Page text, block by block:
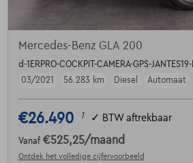
Mercedes-Benz GLA 200
d-1ERPRO-COCKPIT-CAMERA-GPS-
03/2021
56.283 km Diesel Automaat
€26.490 1 ✓ BTW aftrekbaar
Vanaf €525,25/maand
Ontdek het volledige cijfervoorbeeld